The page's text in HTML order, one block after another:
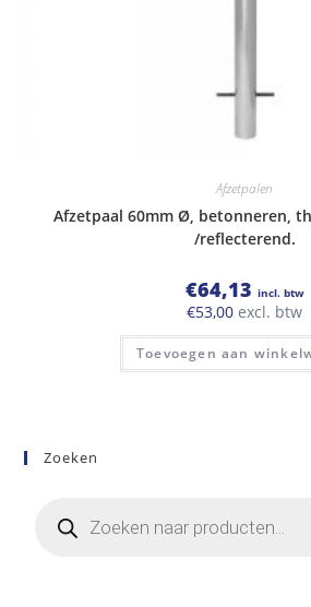
Afzetpalen
Afzetpaal 60mm Ø, betonneren,
/reflecterend.
€64,13 incl. btw
€53,00 excl. btw
Toevoegen aan
Zoeken
zoeken